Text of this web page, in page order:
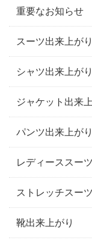
重要なお知らせ
スーツ出来上がり
シャツ出来上がり
ジャケット出来
パンツ出来上がり
レディーススーツ
ストレッチスーツ
靴出来上がり